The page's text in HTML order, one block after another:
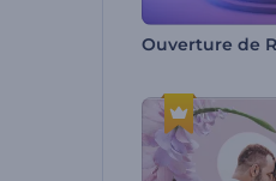
Ouverture de